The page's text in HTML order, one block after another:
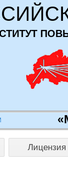
Лицензия